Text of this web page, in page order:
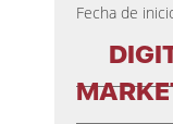
Fecha de